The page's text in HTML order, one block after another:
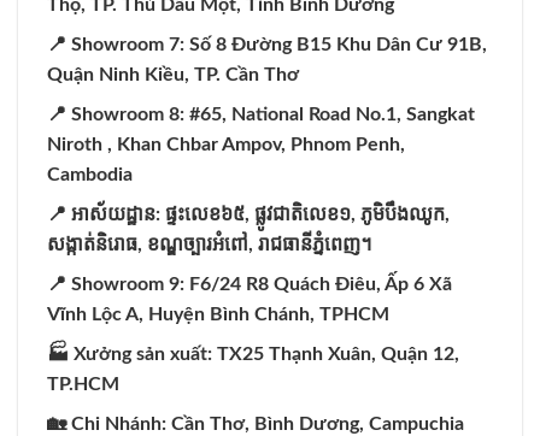
Thọ, TP. Thủ Dầu Một, Tỉnh Bình Dương
📍 Showroom 7: Số 8 Đường B15 Khu Dân Cư 91B,
Quận Ninh Kiều, TP. Cần Thơ
📍 Showroom 8: #65, National Road No.1, Sangkat
Niroth , Khan Chbar Ampov, Phnom Penh,
Cambodia
📍 អាស័យដ្ឋាន: ផ្ទះលេខ៦៥, ផ្លូវជាតិលេខ១, ភូមិបឹងឈូក,
សង្កាត់និរោធ, ខណ្ឌច្បារអំពៅ, រាជធានីភ្នំពេញ។
📍 Showroom 9: F6/24 R8 Quách Điêu, Ấp 6 Xã
Vĩnh Lộc A, Huyện Bình Chánh, TPHCM
🏭 Xưởng sản xuất: TX25 Thạnh Xuân, Quận 12,
TP.HCM
🏡 Chi Nhánh: Cần Thơ, Bình Dương, Campuchia